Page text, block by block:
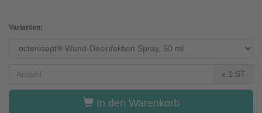
Varianten:
x 1 ST
In den Warenkorb